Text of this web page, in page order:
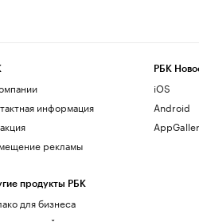
информация
рекламы
продукты РБК
для бизнеса
РБК
iOS
Android